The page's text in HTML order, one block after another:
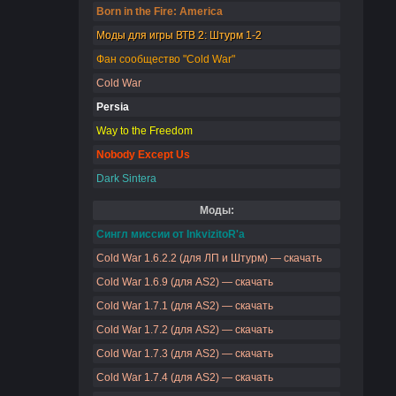
Born in the Fire: America
Моды для игры ВТВ 2: Штурм 1-2
Фан сообщество "Cold War"
Cold War
Persia
Way to the Freedom
Nobody Except Us
Dark Sintera
Моды:
Сингл миссии от InkvizitoR'a
Cold War 1.6.2.2 (для ЛП и Штурм) — скачать
Cold War 1.6.9 (для AS2) — скачать
Cold War 1.7.1 (для AS2) — скачать
Cold War 1.7.2 (для AS2) — скачать
Cold War 1.7.3 (для AS2) — скачать
Cold War 1.7.4 (для AS2) — скачать